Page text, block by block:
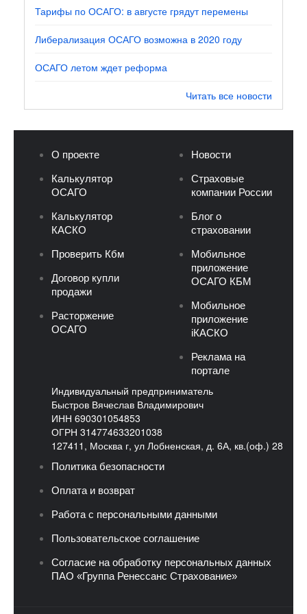
Тарифы по ОСАГО: в августе грядут перемены
Либерализация ОСАГО возможна в 2020 году
ОСАГО летом ждет реформа
Читать все новости
О проекте
Калькулятор
ОСАГО
Калькулятор
КАСКО
Проверить Кбм
Договор купли
продажи
Расторжение
ОСАГО
Новости
Страховые
компании России
Блог о
страховании
Мобильное
приложение
ОСАГО КБМ
Мобильное
приложение
iКАСКО
Реклама на
портале
Индивидуальный предприниматель
Быстров Вячеслав Владимирович
ИНН 690301054853
ОГРН 314774633201038
127411, Москва г, ул Лобненская, д. 6А, кв.(оф.) 28
Политика безопасности
Оплата и возврат
Работа с персональными данными
Пользовательское соглашение
Согласие на обработку персональных данных
ПАО «Группа Ренессанс Страхование»